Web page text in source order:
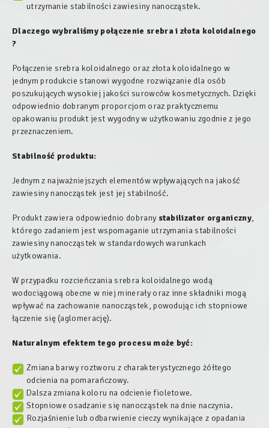
utrzymanie stabilności zawiesiny nanocząstek.
Dlaczego wybraliśmy połączenie srebra i złota koloidalnego
?
Połączenie srebra koloidalnego oraz złota koloidalnego w
jednym produkcie stanowi wygodne rozwiązanie dla osób
poszukujących wysokiej jakości surowców kosmetycznych. Dzięki
odpowiednio dobranym proporcjom oraz praktycznemu
opakowaniu produkt jest wygodny w użytkowaniu zgodnie z jego
przeznaczeniem.
Stabilność produktu:
Jednym z najważniejszych elementów wpływających na jakość
zawiesiny nanocząstek jest jej stabilność.
Produkt zawiera odpowiednio dobrany stabilizator organiczny,
którego zadaniem jest wspomaganie utrzymania stabilności
zawiesiny nanocząstek w standardowych warunkach
użytkowania.
W przypadku rozcieńczania srebra koloidalnego wodą
wodociągową obecne w niej minerały oraz inne składniki mogą
wpływać na zachowanie nanocząstek, powodując ich stopniowe
łączenie się (aglomerację).
Naturalnym efektem tego procesu może być:
Zmiana barwy roztworu z charakterystycznego żółtego
odcienia na pomarańczowy.
Dalsza zmiana koloru na odcienie fioletowe.
Stopniowe osadzanie się nanocząstek na dnie naczynia.
Rozjaśnienie lub odbarwienie cieczy wynikające z opadania